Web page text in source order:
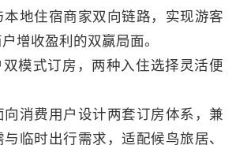
地住宿商家双向链路，实现游客
增收盈利的双赢局面。
模式订房，两种入住选择灵活便
消费用户设计两套订房体系，兼
临时出行需求，适配候鸟旅居、